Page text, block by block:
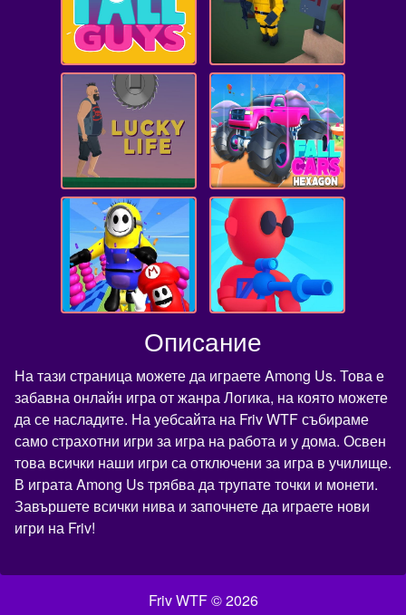
Описание
На тази страница можете да играете Among Us. Това е
забавна онлайн игра от жанра Логика, на която можете
да се насладите. На уебсайта на Friv WTF събираме
само страхотни игри за игра на работа и у дома. Освен
това всички наши игри са отключени за игра в училище.
В играта Among Us трябва да трупате точки и монети.
Завършете всички нива и започнете да играете нови
игри на Friv!
Friv WTF © 2026